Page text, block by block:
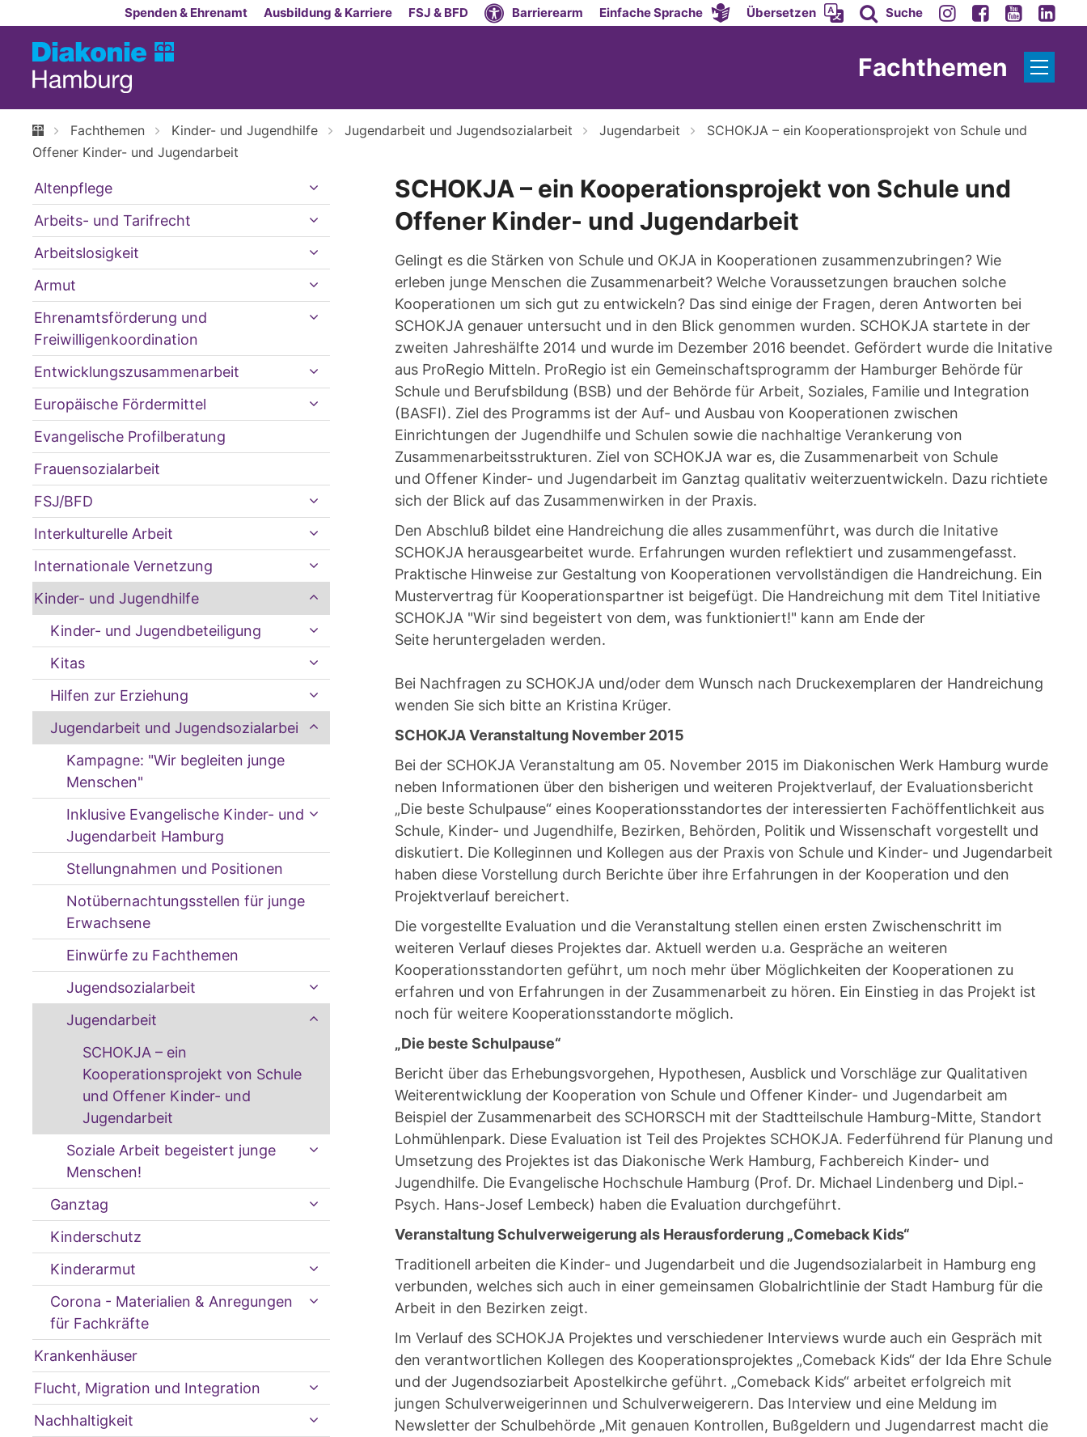
Zum Inhalt springenSpenden & Ehrenamt Ausbildung & Karriere FSJ & BFD Barrierearm Einfache Sprache Übersetzen Suche
Fachthemen
Fachthemen Kinder- und Jugendhilfe Jugendarbeit und Jugendsozialarbeit Jugendarbeit
SCHOKJA – ein Kooperationsprojekt von Schule und
Offener Kinder- und Jugendarbeit
SCHOKJA – ein Kooperationsprojekt von Schule und
Offener Kinder- und Jugendarbeit
Gelingt es die Stärken von Schule und OKJA in Kooperationen zusammenzubringen? Wie
erleben junge Menschen die Zusammenarbeit? Welche Voraussetzungen brauchen solche
Kooperationen um sich gut zu entwickeln? Das sind einige der Fragen, deren Antworten bei
SCHOKJA genauer untersucht und in den Blick genommen wurden. SCHOKJA startete in der
zweiten Jahreshälfte 2014 und wurde im Dezember 2016 beendet. Gefördert wurde die Initative
aus ProRegio Mitteln. ProRegio ist ein Gemeinschaftsprogramm der Hamburger Behörde für
Schule und Berufsbildung (BSB) und der Behörde für Arbeit, Soziales, Familie und Integration
(BASFI). Ziel des Programms ist der Auf- und Ausbau von Kooperationen zwischen
Einrichtungen der Jugendhilfe und Schulen sowie die nachhaltige Verankerung von
Zusammenarbeitsstrukturen. Ziel von SCHOKJA war es, die Zusammenarbeit von Schule
und Offener Kinder- und Jugendarbeit im Ganztag qualitativ weiterzuentwickeln. Dazu richtiete
sich der Blick auf das Zusammenwirken in der Praxis.
Den Abschluß bildet eine Handreichung die alles zusammenführt, was durch die Initative
SCHOKJA herausgearbeitet wurde. Erfahrungen wurden reflektiert und zusammengefasst.
Praktische Hinweise zur Gestaltung von Kooperationen vervollständigen die Handreichung. Ein
Mustervertrag für Kooperationspartner ist beigefügt. Die Handreichung mit dem Titel Initiative
SCHOKJA "Wir sind begeistert von dem, was funktioniert!" kann am Ende der
Seite heruntergeladen werden.
Bei Nachfragen zu SCHOKJA und/oder dem Wunsch nach Druckexemplaren der Handreichung
wenden Sie sich bitte an Kristina Krüger.
SCHOKJA Veranstaltung November 2015
Bei der SCHOKJA Veranstaltung am 05. November 2015 im Diakonischen Werk Hamburg wurde
neben Informationen über den bisherigen und weiteren Projektverlauf, der Evaluationsbericht
„Die beste Schulpause“ eines Kooperationsstandortes der interessierten Fachöffentlichkeit aus
Schule, Kinder- und Jugendhilfe, Bezirken, Behörden, Politik und Wissenschaft vorgestellt und
diskutiert. Die Kolleginnen und Kollegen aus der Praxis von Schule und Kinder- und Jugendarbeit
haben diese Vorstellung durch Berichte über ihre Erfahrungen in der Kooperation und den
Projektverlauf bereichert.
Die vorgestellte Evaluation und die Veranstaltung stellen einen ersten Zwischenschritt im
weiteren Verlauf dieses Projektes dar. Aktuell werden u.a. Gespräche an weiteren
Kooperationsstandorten geführt, um noch mehr über Möglichkeiten der Kooperationen zu
erfahren und von Erfahrungen in der Zusammenarbeit zu hören. Ein Einstieg in das Projekt ist
noch für weitere Kooperationsstandorte möglich.
„Die beste Schulpause“
Bericht über das Erhebungsvorgehen, Hypothesen, Ausblick und Vorschläge zur Qualitativen
Weiterentwicklung der Kooperation von Schule und Offener Kinder- und Jugendarbeit am
Beispiel der Zusammenarbeit des SCHORSCH mit der Stadtteilschule Hamburg-Mitte, Standort
Lohmühlenpark. Diese Evaluation ist Teil des Projektes SCHOKJA. Federführend für Planung und
Umsetzung des Projektes ist das Diakonische Werk Hamburg, Fachbereich Kinder- und
Jugendhilfe. Die Evangelische Hochschule Hamburg (Prof. Dr. Michael Lindenberg und Dipl.-
Psych. Hans-Josef Lembeck) haben die Evaluation durchgeführt.
Veranstaltung Schulverweigerung als Herausforderung „Comeback Kids“
Traditionell arbeiten die Kinder- und Jugendarbeit und die Jugendsozialarbeit in Hamburg eng
verbunden, welches sich auch in einer gemeinsamen Globalrichtlinie der Stadt Hamburg für die
Arbeit in den Bezirken zeigt.
Im Verlauf des SCHOKJA Projektes und verschiedener Interviews wurde auch ein Gespräch mit
den verantwortlichen Kollegen des Kooperationsprojektes „Comeback Kids“ der Ida Ehre Schule
und der Jugendsoziarbeit Apostelkirche geführt. „Comeback Kids“ arbeitet erfolgreich mit
jungen Schulverweigerinnen und Schulverweigerern. Das Interview und eine Meldung im
Newsletter der Schulbehörde „Mit genauen Kontrollen, Bußgeldern und Jugendarrest macht die
Altenpflege
Arbeits- und Tarifrecht
Arbeitslosigkeit
Armut
Ehrenamtsförderung und
Freiwilligenkoordination
Entwicklungszusammenarbeit
Europäische Fördermittel
Evangelische Profilberatung
Frauensozialarbeit
FSJ/BFD
Interkulturelle Arbeit
Internationale Vernetzung
Kinder- und Jugendhilfe
Kinder- und Jugendbeteiligung
Kitas
Hilfen zur Erziehung
Jugendarbeit und Jugendsozialarbeit
Kampagne: "Wir begleiten junge
Menschen"
Inklusive Evangelische Kinder- und
Jugendarbeit Hamburg
Stellungnahmen und Positionen
Notübernachtungsstellen für junge
Erwachsene
Einwürfe zu Fachthemen
Jugendsozialarbeit
Jugendarbeit
SCHOKJA – ein
Kooperationsprojekt von Schule
und Offener Kinder- und
Jugendarbeit
Soziale Arbeit begeistert junge
Menschen!
Ganztag
Kinderschutz
Kinderarmut
Corona - Materialien & Anregungen
für Fachkräfte
Krankenhäuser
Flucht, Migration und Integration
Nachhaltigkeit